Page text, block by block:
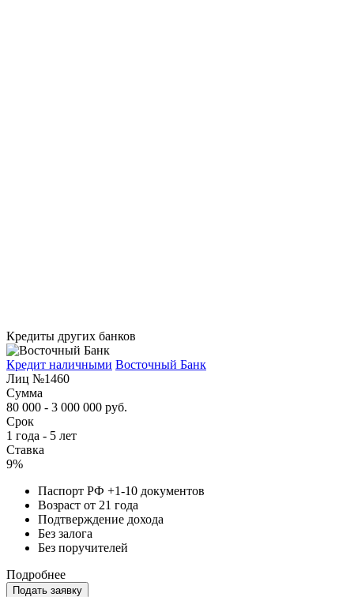
Кредиты других банков
Кредит наличными Восточный Банк
Лиц №1460
Сумма
80 000 - 3 000 000 руб.
Срок
1 года - 5 лет
Ставка
9%
Паспорт РФ +1-10 документов
Возраст от 21 года
Подтверждение дохода
Без залога
Без поручителей
Подробнее
Подать заявку